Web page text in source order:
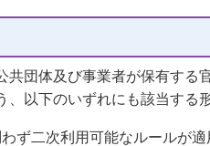
共団体及び事業者が保有す
以下のいずれにも該当する
ず二次利用可能なルールが